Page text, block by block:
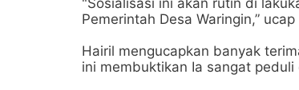
"Sosialisasi ini akan rutin di
Pemerintah Desa Waringin,” ucap
Hairil mengucapkan banyak
ini membuktikan Ia sangat